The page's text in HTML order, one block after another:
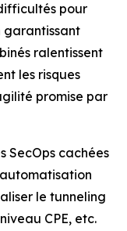
pour
garantissant
ralentissent
les risques
promise par
SecOps cachées
le tunneling
CPE, etc.